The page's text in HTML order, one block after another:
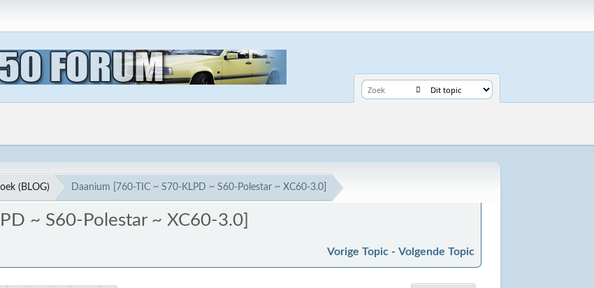
(BLOG) Daanium [760-TIC ~ S70-KLPD ~ S60-Polestar ~ XC60-3.0]
~ S60-Polestar ~ XC60-3.0]
Vorige Topic- Volgende Topic